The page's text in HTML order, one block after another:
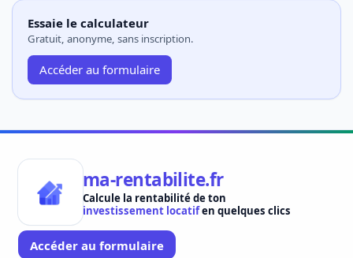
Essaie le calculateur
Gratuit, anonyme, sans inscription.
Accéder au formulaire
ma-rentabilite.fr
Calcule la rentabilité de ton
investissement locatifen quelques clics
Accéder au formulaire